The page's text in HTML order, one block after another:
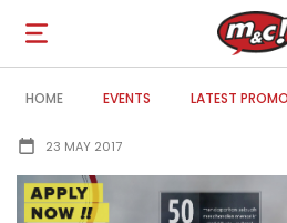
Open
navigation
HOME EVENTS LATEST PROMO
23 MAY 2017